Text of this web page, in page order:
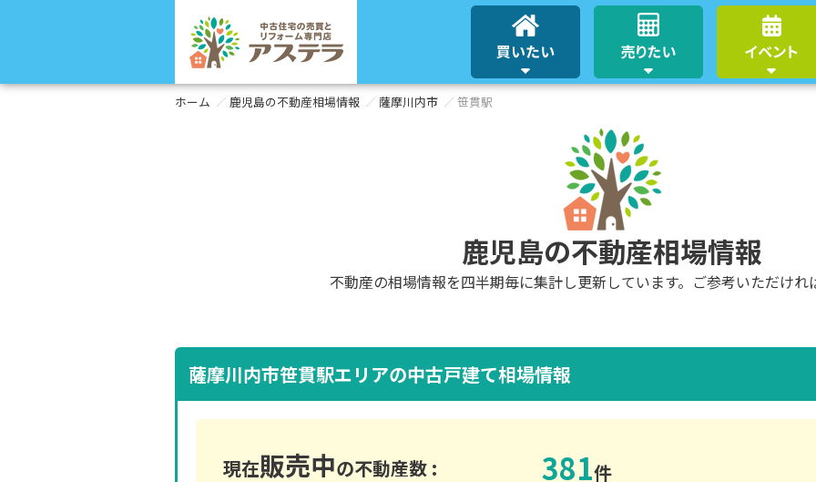
ホーム 鹿児島の不動産相場情報 薩摩川内市 笹貫駅
鹿児島の不動産相場情報
不動産の相場情報を四半期毎に集計し更新しています。ご参考いただけれ
薩摩川内市笹貫駅エリアの中古戸建て相場情報
現在販売中の不動産数 : 381件